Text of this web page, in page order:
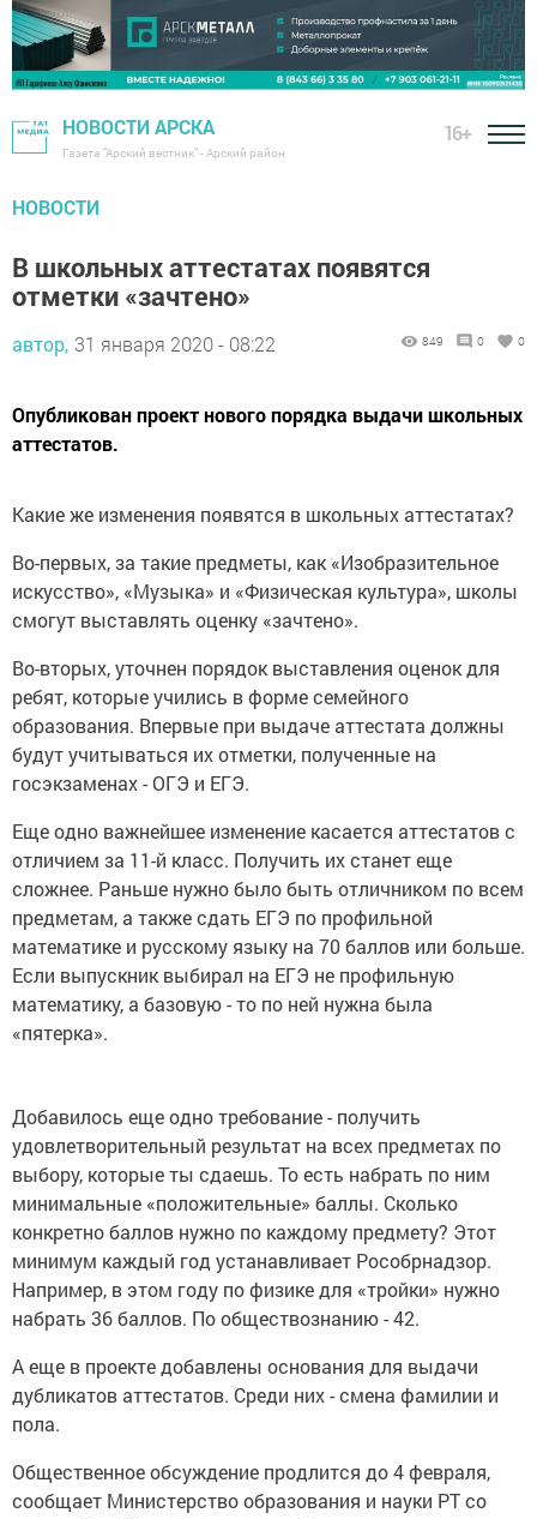
НОВОСТИ АРСКА
Газета "Арский вестник" - Арский район
16+
НОВОСТИ
В школьных аттестатах появятся
отметки «зачтено»
автор, 31 января 2020 - 08:22 849 0 0
Опубликован проект нового порядка выдачи школьных
аттестатов.
Какие же изменения появятся в школьных аттестатах?
Во-первых, за такие предметы, как «Изобразительное
искусство», «Музыка» и «Физическая культура», школы
смогут выставлять оценку «зачтено».
Во-вторых, уточнен порядок выставления оценок для
ребят, которые учились в форме семейного
образования. Впервые при выдаче аттестата должны
будут учитываться их отметки, полученные на
госэкзаменах - ОГЭ и ЕГЭ.
Еще одно важнейшее изменение касается аттестатов с
отличием за 11-й класс. Получить их станет еще
сложнее. Раньше нужно было быть отличником по всем
предметам, а также сдать ЕГЭ по профильной
математике и русскому языку на 70 баллов или больше.
Если выпускник выбирал на ЕГЭ не профильную
математику, а базовую - то по ней нужна была
«пятерка».
Добавилось еще одно требование - получить
удовлетворительный результат на всех предметах по
выбору, которые ты сдаешь. То есть набрать по ним
минимальные «положительные» баллы. Сколько
конкретно баллов нужно по каждому предмету? Этот
минимум каждый год устанавливает Рособрнадзор.
Например, в этом году по физике для «тройки» нужно
набрать 36 баллов. По обществознанию - 42.
А еще в проекте добавлены основания для выдачи
дубликатов аттестатов. Среди них - смена фамилии и
пола.
Общественное обсуждение продлится до 4 февраля,
сообщает Министерство образования и науки РТ со